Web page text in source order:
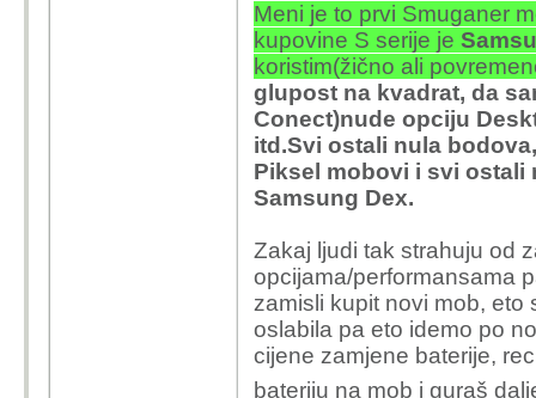
Meni je to prvi Smuganer
kupovine S serije je
koristim(žično ali
glupost na kvadrat, da
Conect)nude opciju
itd.Svi ostali nula
Piksel mobovi i svi ostali
Samsung Dex.
Zakaj ljudi tak strahuju od
opcijama/performansama
zamisli kupit novi mob, eto
oslabila pa eto idemo po
cijene zamjene baterije,
bateriju na mob i guraš